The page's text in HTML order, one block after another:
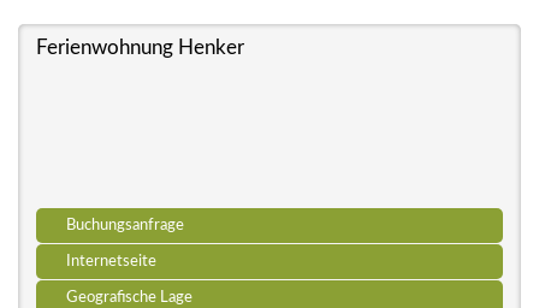
Ferienwohnung Henker
Buchungsanfrage
Internetseite
Geografische Lage